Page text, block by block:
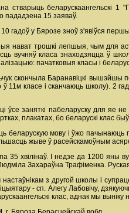
стварыць беларускаангельскі
пададзена 15 заяваў.
гадоў у Бярозе зноў з'явіўся
нават трошкі лепшыя, чым для
вучняў класа знаходзяцца ў
пачатковыя класы і
скончыла Баранавіцкі
ў 11м класе і сканчаюць школу). 2
ўсе заняткі пабеларуску для яе
плакатах, бо беларускі клас
беларускую мову і ўжо пачынаюць
жыве ў расейскамоўным
35 хвілінаў. І недзе да 1200 яны
Захараўна Трафіменка.
з другой школы і
- сп. Алегу Лабовічу,
клас, аднак мы выніку